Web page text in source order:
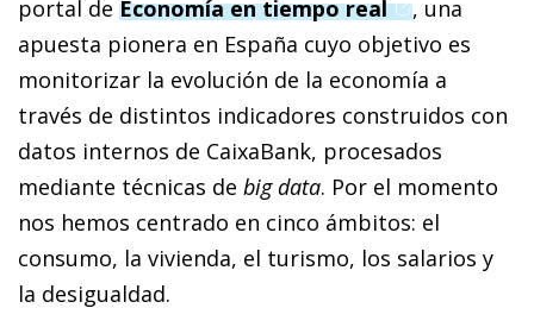
portal de Economía en tiempo real(opens in a
, una
apuesta pionera en España cuyo objetivo es
monitorizar la evolución de la economía a
través de distintos indicadores construidos con
datos internos de CaixaBank, procesados
mediante técnicas de big data. Por el momento
nos hemos centrado en cinco ámbitos: el
consumo, la vivienda, el turismo, los salarios y
la desigualdad.